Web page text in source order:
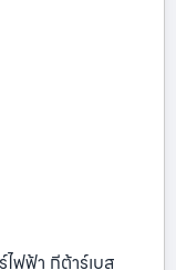
ไฟฟ้า กีต้าร์เบส